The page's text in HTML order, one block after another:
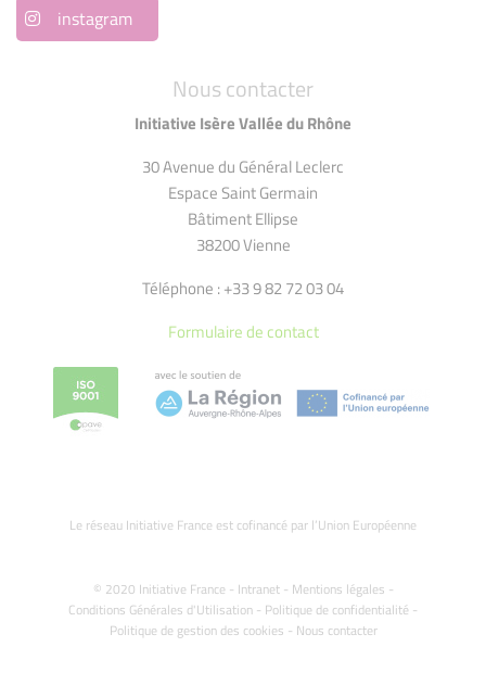
Nous contacter
Initiative Isère Vallée du Rhône
30 Avenue du Général Leclerc
Espace Saint Germain
Bâtiment Ellipse
38200 Vienne
Téléphone : +33 9 82 72 03 04
Formulaire de contact
Le réseau Initiative France est cofinancé par l’Union Européenne
© 2020 Initiative France - Intranet- Mentions légales -
Conditions Générales d'Utilisation - Politique de confidentialité -
Politique de gestion des cookies - Nous contacter
instagram